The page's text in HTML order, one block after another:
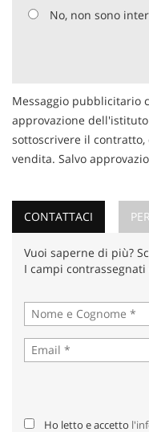
No, non sono
Messaggio pubblicitario
approvazione
sottoscrivere il
vendita. Salvo
CONTATTACI
Vuoi saperne di più?
I campi
Ho letto e accetto